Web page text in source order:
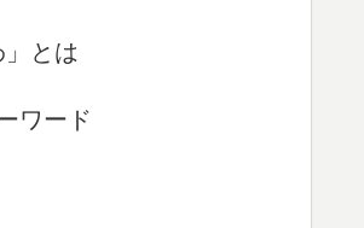
」とは
ワード